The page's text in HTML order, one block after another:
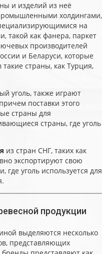
и изделий из неё
холдингами,
на
такой как фанера, паркет
производителей
и Беларуси, которые
страны, как Турция,
уголь, также играют
поставки этого
страны для
страны, где уголь
из стран СНГ, таких как
экспортируют свою
уголь используется для
продукции
выделяются несколько
представляющих